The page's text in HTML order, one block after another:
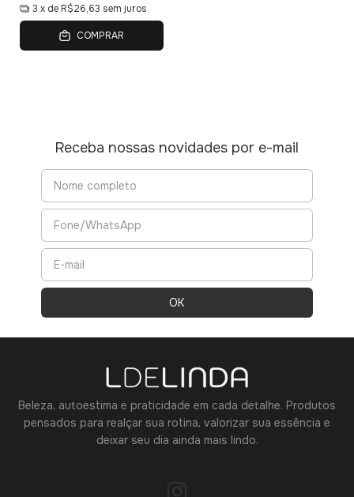
3 x de R$26,63 sem juros
COMPRAR
Receba nossas novidades por e-mail
Beleza, autoestima e praticidade em cada detalhe. Produtos
pensados para realçar sua rotina, valorizar sua essência e
deixar seu dia ainda mais lindo.